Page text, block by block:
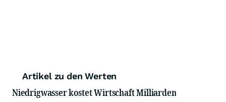
Artikel zu den Werten
Niedrigwasser kostet Wirtschaft Milliarden